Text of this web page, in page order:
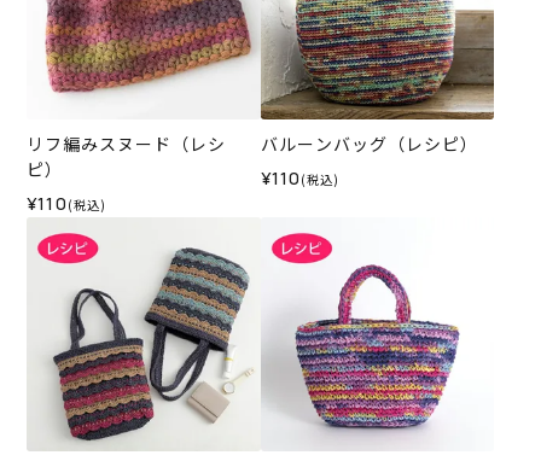
リフ編みスヌード（レシ
ピ）
¥110 (税込)
バルーンバッグ（レシピ）
¥110 (税込)